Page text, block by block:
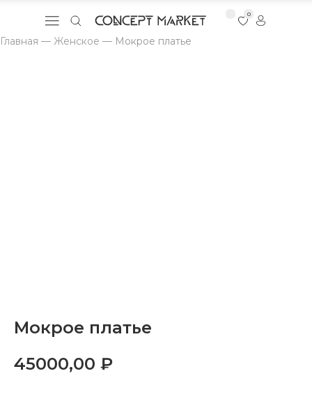
0
Главная — Женское — Мокрое платье
Мокрое платье
45000,00 ₽